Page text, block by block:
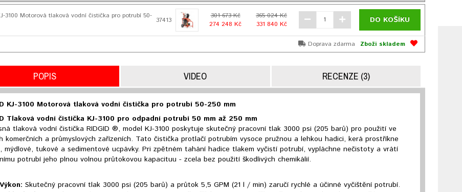
3100 Motorová tlaková vodní čistička pro potrubí 50-
37413
301 673 Kč
274 248 Kč
365 024 Kč
331 840 Kč
DO KOŠÍKU
Zboží skladem
Doprava zdarma
POPIS VIDEO RECENZE (3)
KJ-3100 Motorová tlaková vodní čistička pro potrubí 50-250 mm
Tlaková vodní čistička KJ-3100 pro odpadní potrubí 50 mm až 250 mm
tlaková vodní čistička RIDGID ®, model KJ-3100 poskytuje skutečný pracovní tlak 3000 psi (205 barů) pro použití ve
komerčních a průmyslových zařízeních. Tato čistička protlačí potrubím vysoce pružnou a lehkou hadici, kerá prostříkne
mýdlové, tukové a sedimentové ucpávky. Pri zpětném tahání hadice tlakem vyčistí potrubí, vypláchne nečistoty a vrátí
potrubí jeho plnou volnou průtokovou kapacituu - zcela bez použití škodlivých chemikálií.
Výkon: Skutečný pracovní tlak 3000 psi (205 barů) a průtok 5,5 GPM (21 l / min) zaručí rychlé a účinné vyčištění potrubí.